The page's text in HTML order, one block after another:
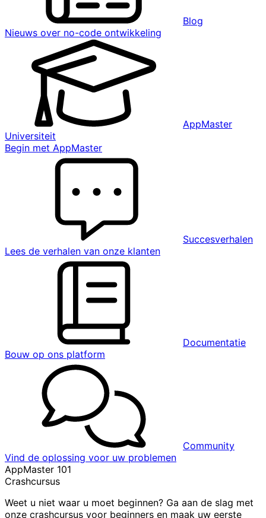
Blog
Nieuws over no-code ontwikkeling
AppMaster
Universiteit
Begin met AppMaster
Succesverhalen
Lees de verhalen van onze klanten
Documentatie
Bouw op ons platform
Community
Vind de oplossing voor uw problemen
AppMaster 101
Crashcursus
Weet u niet waar u moet beginnen? Ga aan de slag met
onze crashcursus voor beginners en maak uw eerste